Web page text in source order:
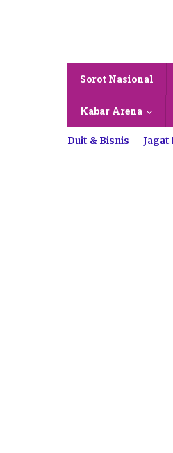
konten
Sorot Nasional
Kabar Arena
Duit & Bisnis Jagat